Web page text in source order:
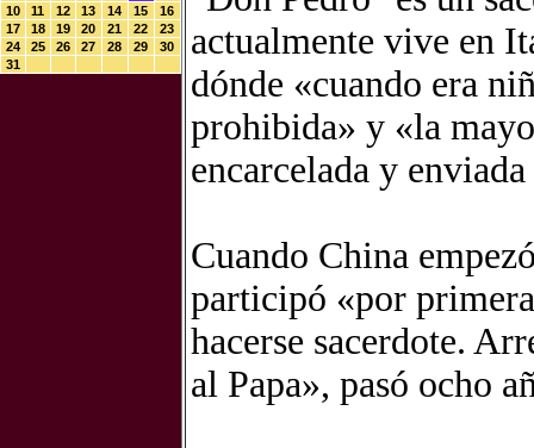
10
11 12 13 14 15
16
17
18 19 20 21 22
23
24
25 26 27 28 29
30
31
actualmente vive en
dónde «cuando era
prohibida» y «la
encarcelada y
Cuando China
participó «por
hacerse sacerdote.
al Papa», pasó ocho